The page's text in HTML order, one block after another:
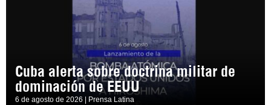
Cuba alerta sobre doctrina militar de
dominación de EEUU
6 de agosto de 2026 | Prensa Latina